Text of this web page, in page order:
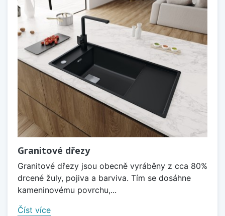
Granitové dřezy
Granitové dřezy jsou obecně vyráběny z cca 80%
drcené žuly, pojiva a barviva. Tím se dosáhne
kameninovému povrchu,...
Číst více